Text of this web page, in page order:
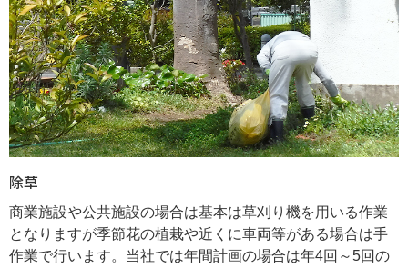
除草
商業施設や公共施設の場合は基本は草刈り機を用いる作業
となりますが季節花の植栽や近くに車両等がある場合は手
作業で行います。当社では年間計画の場合は年4回～5回の